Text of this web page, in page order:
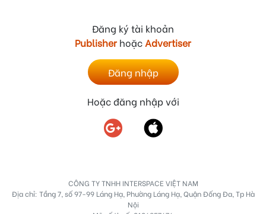
Đăng ký tài khoản
Publisher hoặc Advertiser
Đăng nhập
Hoặc đăng nhập với
CÔNG TY TNHH INTERSPACE VIỆT NAM
Địa chỉ: Tầng 7, số 97-99 Láng Hạ, Phường Láng Hạ, Quận Đống Đa, Tp Hà
Nội